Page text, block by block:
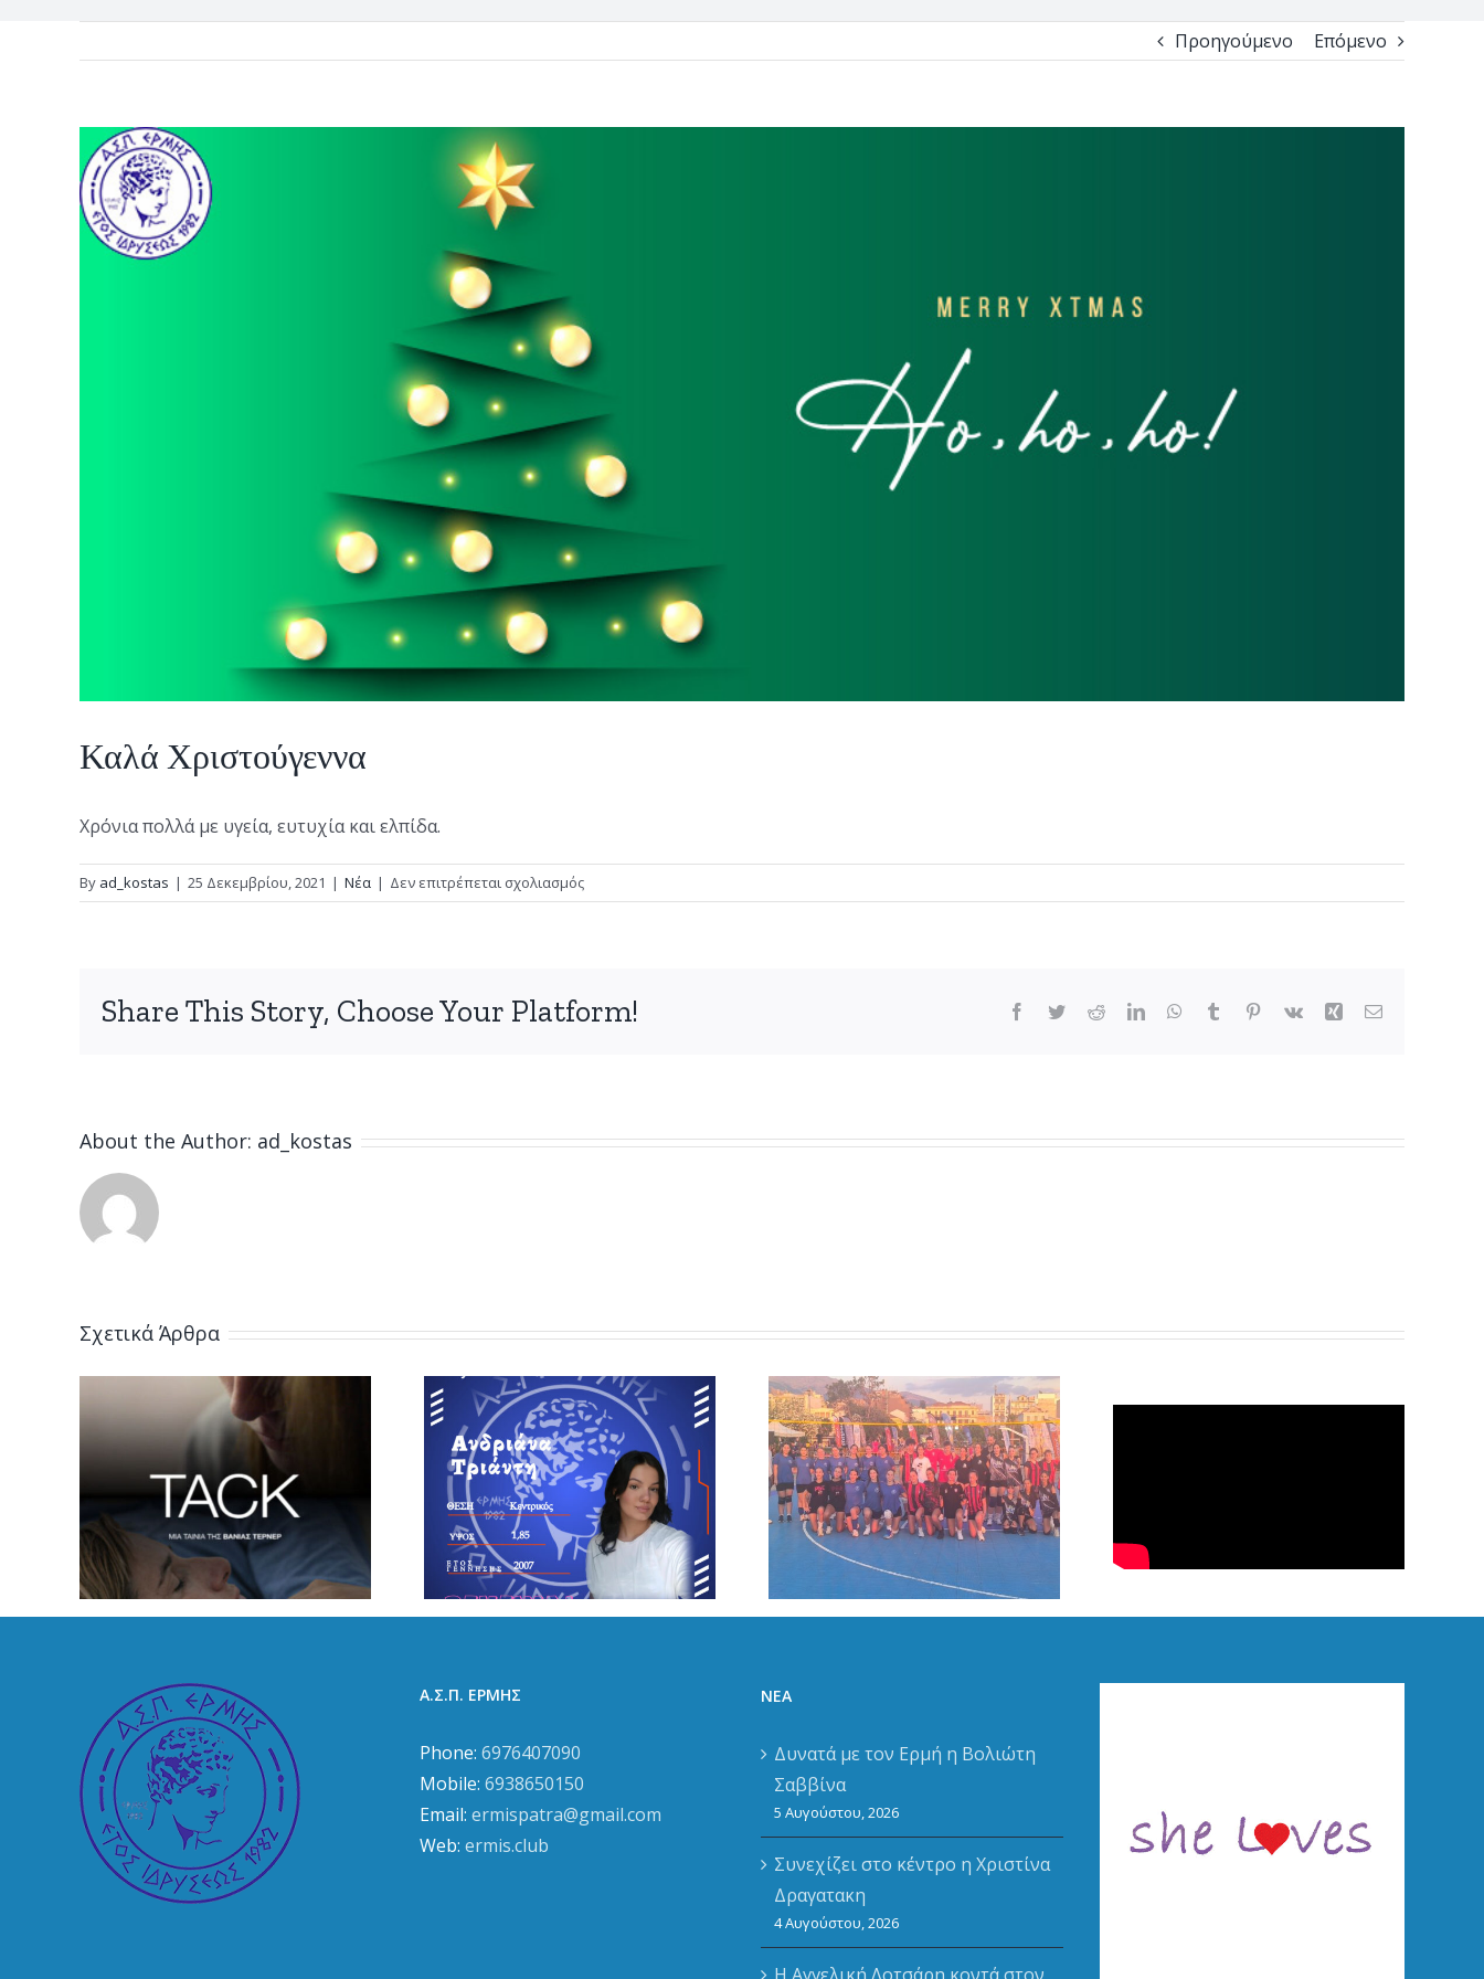
Προηγούμενο Επόμενο
View
Larger
Image
Καλά Χριστούγεννα
Χρόνια πολλά με υγεία, ευτυχία και ελπίδα.
By ad_kostas | 25 Δεκεμβρίου, 2021 | Νέα | Δεν επιτρέπεται σχολιασμόςστο
Καλά
Share This Story, Choose Your Platform! Facebook
TwitterRedditLinkedInWhatsApp
Tumblr Pinterest
Vk Xing Email
About the Author: ad_kostas
Σχετικά Άρθρα
Η Ανδριάνα
Τριάντη θα
συνεχίσει στον
ΑΣΠ Ερμής
Πάτρας
Συμμετοχή των
κοριτσιών του
ΑΣΠ ΕΡΜΗΣ
Πάτρας στη
Ναυτική
Εβδομαδα
Απόκτηση του
Φώτη
Γιαννόπουλου απο
τον ΑΣΠ Ερμής
Α.Σ.Π. ΕΡΜΗΣ
Phone: 6976407090
Mobile: 6938650150
Email: ermispatra@gmail.com
Web: ermis.club
ΝΈΑ
Δυνατά με τον Ερμή η Βολιώτη
Σαββίνα
5 Αυγούστου, 2026
Συνεχίζει στο κέντρο η Χριστίνα
Δραγατακη
4 Αυγούστου, 2026